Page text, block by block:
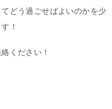
どう過ごせばよいのかを少
！
ください！